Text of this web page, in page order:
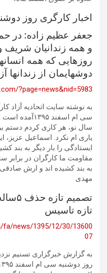
اخبار کارگری روز دوشنبه 30
جعفر عظیم زاده: در
و همه زندانیان شریف
روزهایی که همه
دوشهایمان از زندانها
?page=news&nid=5983
به نوشته سایت اتحادیه آزاد
سی ام اسفند
سال نو، هر کاری کردم دستم
یاری ام نکرد. اسماعیل
ایستادگی را بار دیگر به بند
مقاومت ما کارگران در
به بند کشیده اند و ارش
مهدی
تازه تاسیس
fa/news/1395/12/30/13600
07
به گزارش خبرگزاری تسنیم